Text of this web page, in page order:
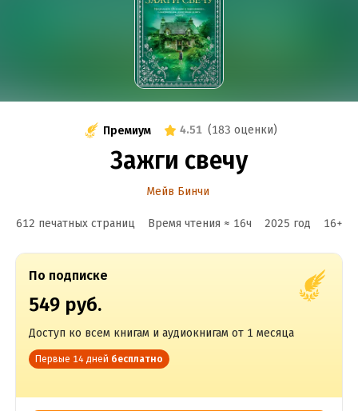
Премиум 4.51 (183 оценки)
Зажги свечу
Мейв Бинчи
612 печатных страниц Время чтения ≈ 16ч 2025 год 16+
По подписке
549 руб.
Доступ ко всем книгам и аудиокнигам от 1 месяца
Первые 14 дней бесплатно